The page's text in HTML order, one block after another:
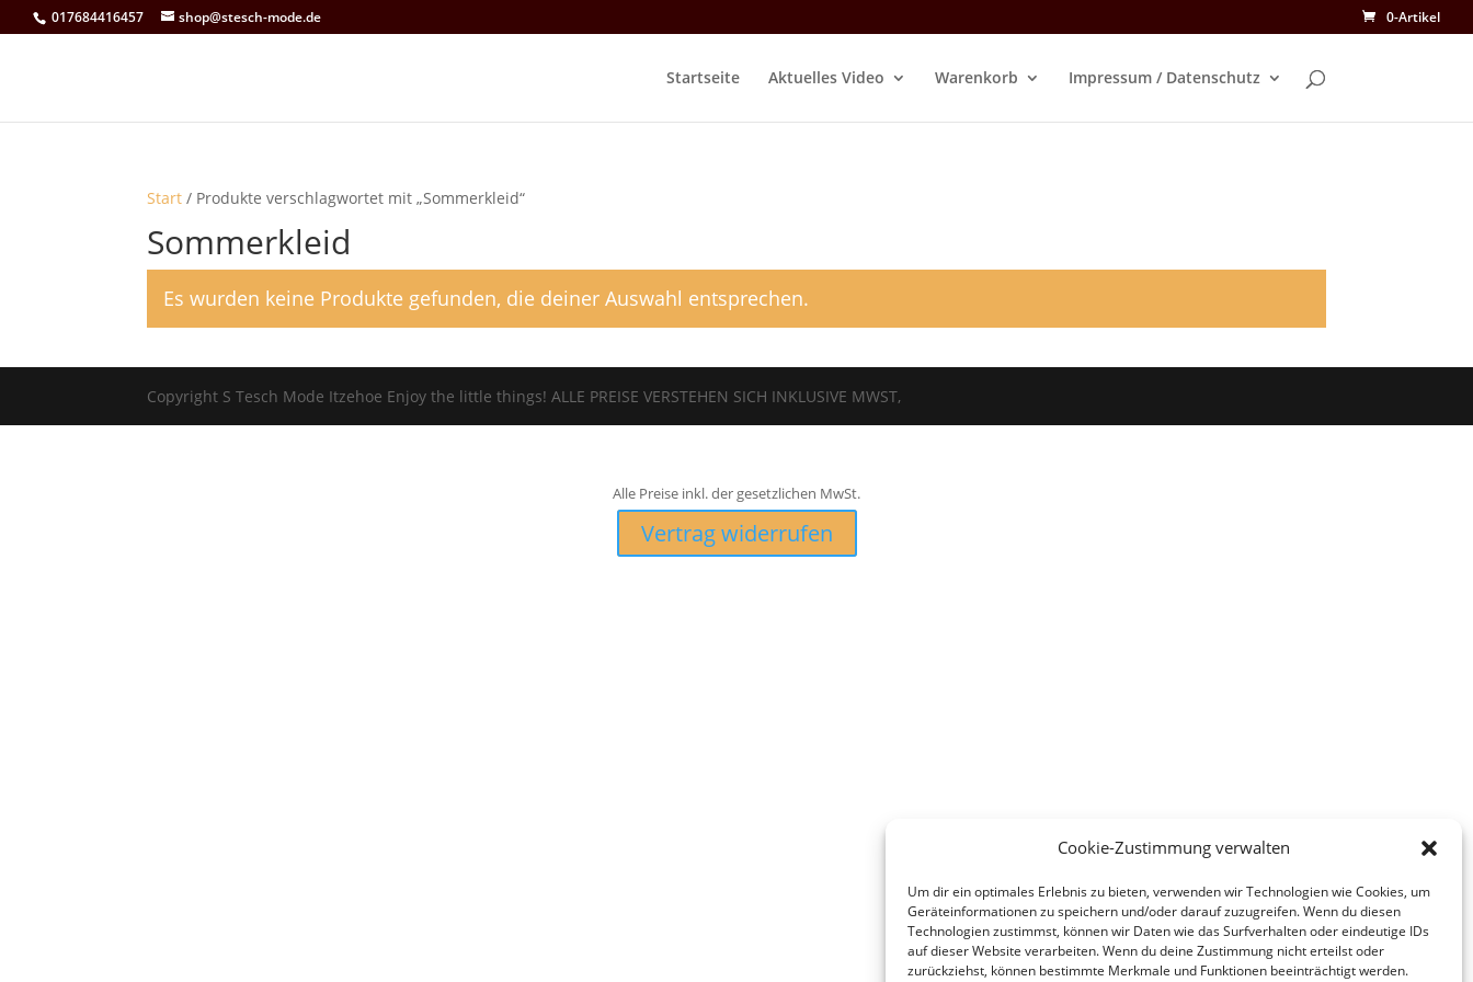
Cookie-Zustimmung verwalten
Um dir ein optimales Erlebnis zu bieten, verwenden wir Technologien wie Cookies, um
Geräteinformationen zu speichern und/oder darauf zuzugreifen. Wenn du diesen
Technologien zustimmst, können wir Daten wie das Surfverhalten oder eindeutige IDs
auf dieser Website verarbeiten. Wenn du deine Zustimmung nicht erteilst oder
zurückziehst, können bestimmte Merkmale und Funktionen beeinträchtigt werden.
017684416457 shop@stesch-mode.de 0-Artikel
Startseite Aktuelles Video Warenkorb Impressum / Datenschutz
Start / Produkte verschlagwortet mit „Sommerkleid“
Sommerkleid
Es wurden keine Produkte gefunden, die deiner Auswahl entsprechen.
Copyright S Tesch Mode Itzehoe Enjoy the little things! ALLE PREISE VERSTEHEN SICH INKLUSIVE MWST,
Alle Preise inkl. der gesetzlichen MwSt.
Vertrag widerrufen